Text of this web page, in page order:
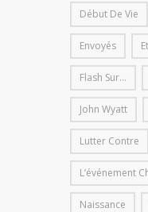
Début De Vie
Envoyés
Flash Sur...
John Wyatt
Lutter Contre
L’événement
Naissance